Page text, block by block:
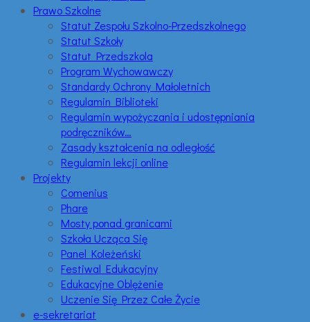
Prawo Szkolne
Statut Zespołu Szkolno-Przedszkolnego
Statut Szkoły
Statut Przedszkola
Program Wychowawczy
Standardy Ochrony Małoletnich
Regulamin Biblioteki
Regulamin wypożyczania i udostępniania
podręczników…
Zasady kształcenia na odległość
Regulamin lekcji online
Projekty
Comenius
Phare
Mosty ponad granicami
Szkoła Ucząca Się
Panel Koleżeński
Festiwal Edukacyjny
Edukacyjne Oblężenie
Uczenie Się Przez Całe Życie
e-sekretariat